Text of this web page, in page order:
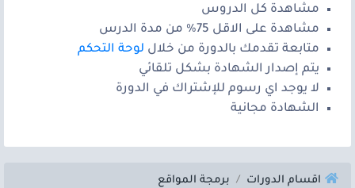
مشاهدة كل الدروس
مشاهدة على الاقل 75% من مدة الدرس
متابعة تقدمك بالدورة من خلال لوحة التحكم
يتم إصدار الشهادة بشكل تلقائي
لا يوجد اي رسوم للإشتراك في الدورة
الشهادة مجانية
اقسام الدورات برمجة المواقع